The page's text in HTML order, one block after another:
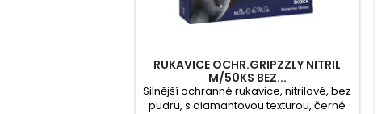
RUKAVICE OCHR.GRIPZZLY NITRIL
M/50KS BEZ...
Silnější ochranné rukavice, nitrilové, bez
pudru, s diamantovou texturou, černé